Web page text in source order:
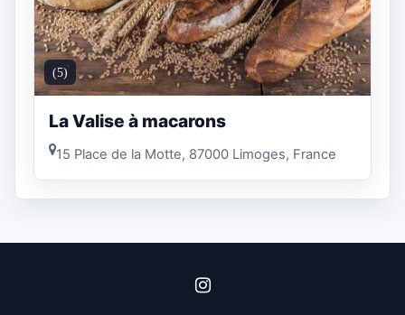
(5)
La Valise à macarons
15 Place de la Motte, 87000 Limoges, France